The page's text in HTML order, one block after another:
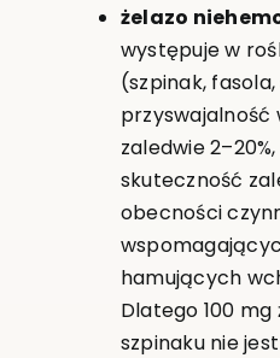
żelazo
występuje w
(szpinak,
przyswajalność
zaledwie
skuteczność
obecności
hamujących
Dlatego 100 mg
szpinaku nie